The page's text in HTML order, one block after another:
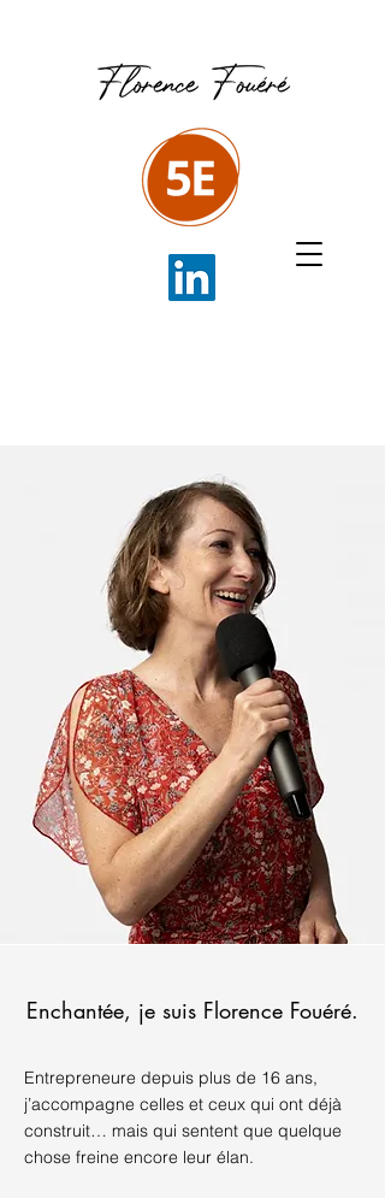
Enchantée, je suis Florence Fouéré.
Entrepreneure depuis plus de 16 ans,
j’accompagne celles et ceux qui ont déjà
construit… mais qui sentent que quelque
chose freine encore leur élan.